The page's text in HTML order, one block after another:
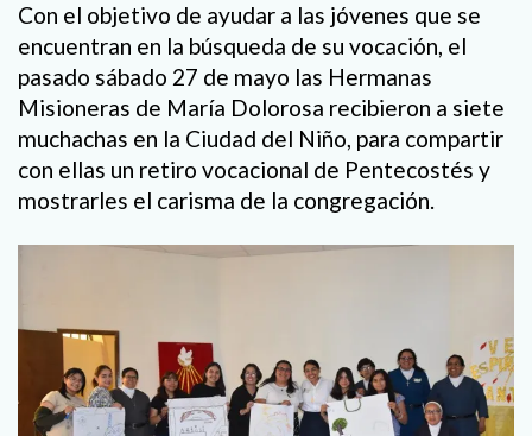
Con el objetivo de ayudar a las jóvenes que se
encuentran en la búsqueda de su vocación, el
pasado sábado 27 de mayo las Hermanas
Misioneras de María Dolorosa recibieron a siete
muchachas en la Ciudad del Niño, para compartir
con ellas un retiro vocacional de Pentecostés y
mostrarles el carisma de la congregación.